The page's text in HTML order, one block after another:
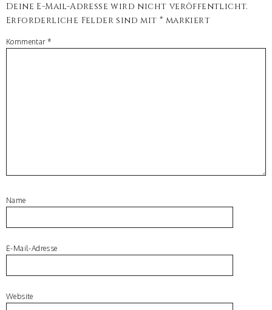
Deine E-Mail-Adresse wird nicht veröffentlicht.
Erforderliche Felder sind mit * markiert
Kommentar *
Name
E-Mail-Adresse
Website